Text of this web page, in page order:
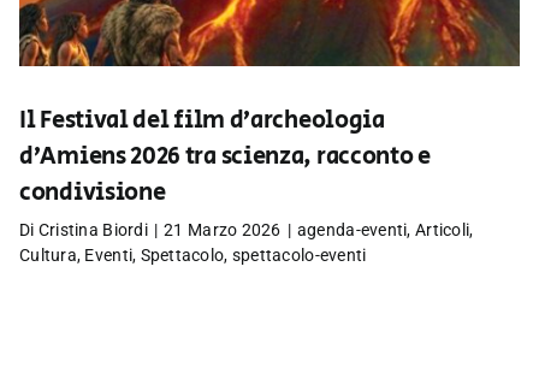
Il Festival del film d’archeologia
d’Amiens 2026 tra scienza, racconto e
condivisione
Di Cristina Biordi | 21 Marzo 2026 | agenda-eventi,Articoli,
Cultura, Eventi, Spettacolo, spettacolo-eventi